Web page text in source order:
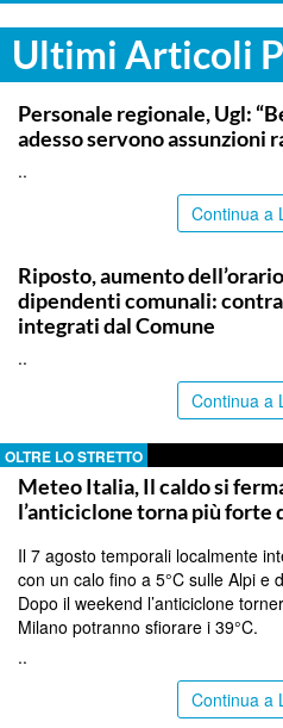
Ultimi Articoli
COMMUNITY
Personale regionale, Ugl:
adesso servono assunzioni
..
Continua a
Riposto, aumento
dipendenti comunali:
integrati dal Comune
..
Continua a
OLTRE LO STRETTO
Meteo Italia, Il caldo si
l’anticiclone torna più forte
Il 7 agosto temporali localmente
con un calo fino a 5°C sulle Alpi e
Dopo il weekend l’anticiclone
Milano potranno sfiorare i 39°C.
..
Continua a